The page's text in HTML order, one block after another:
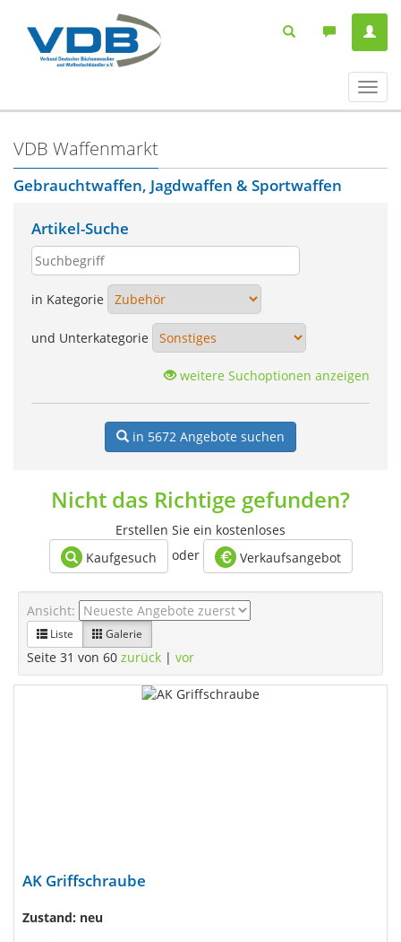
ein-/
VDB Waffenmarkt
Gebrauchtwaffen, Jagdwaffen & Sportwaffen
Artikel-Suche
in Kategorie
und Unterkategorie
weitere Suchoptionen anzeigen
in 5672 Angebote suchen
Nicht das Richtige gefunden?
Erstellen Sie ein kostenloses
Kaufgesuch
oder Verkaufsangebot
Ansicht:
Liste Galerie
Seite 31 von 60 zurück | vor
AK Griffschraube
Zustand: neu